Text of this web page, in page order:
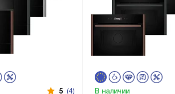
5 (4) В наличии